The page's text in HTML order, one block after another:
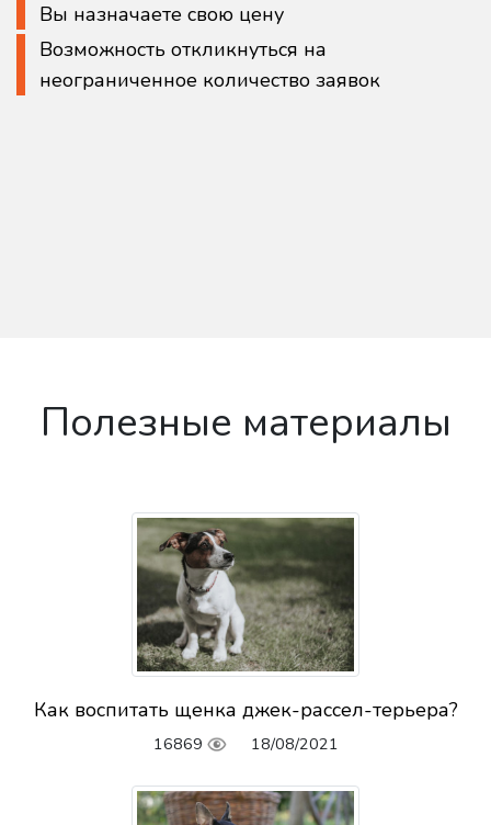
Вы назначаете свою цену
Возможность откликнуться на
неограниченное количество заявок
Полезные материалы
Как воспитать щенка джек-рассел-терьера?
16869 18/08/2021